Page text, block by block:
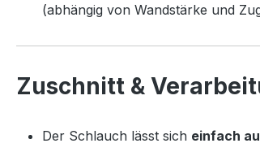
(abhängig von Wandstärke und
Zuschnitt &
Der Schlauch lässt sich einfach